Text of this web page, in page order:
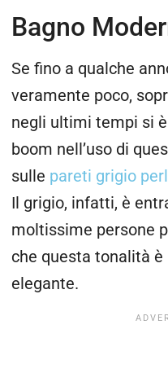
Bagno
Se fino a qualche
veramente poco,
negli ultimi tempi si
boom nell’uso di
sulle pareti grigio
Il grigio, infatti, è
moltissime persone
che questa tonalità
elegante.